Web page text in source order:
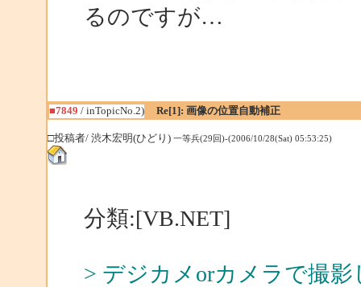
るのですが…
■7849 / inTopicNo.2) Re[1]: 画像の位置自動補正
□投稿者/ 渋木宏明(ひどり) 一等兵(29回)-(2006/10/28(Sat) 05:53:25)
分類:[VB.NET]
> デジカメorカメラで撮